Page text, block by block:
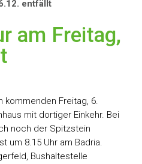
entfällt
am Freitag,
kommenden Freitag, 6.
mit dortiger Einkehr. Bei
noch der Spitzstein
um 8.15 Uhr am Badria.
Bushaltestelle